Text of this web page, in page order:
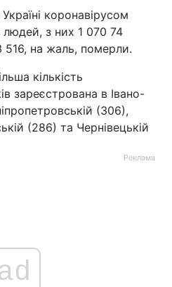
коронавірусом
людей, з них 1 070 74
на жаль, померли.
кількість
зареєстрована в Івано-
(306),
(286) та Чернівецькій
Реклама